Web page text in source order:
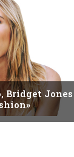
Bridget